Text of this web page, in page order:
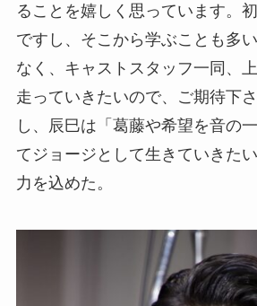
ることを嬉しく思っています。
ですし、そこから学ぶことも多
なく、キャストスタッフ一同、
走っていきたいので、ご期待下
し、辰巳は「葛藤や希望を音の
てジョージとして生きていきた
力を込めた。